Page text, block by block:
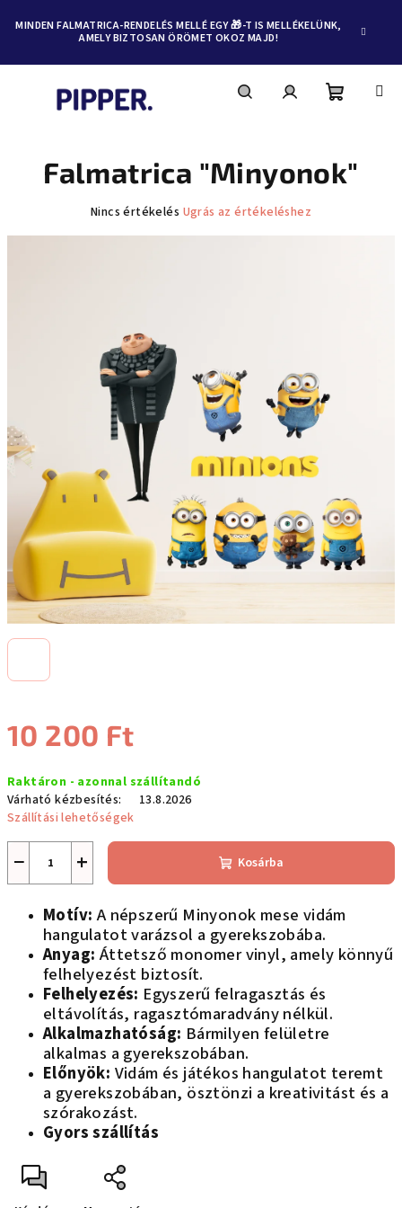
tartalomhoz
MINDEN FALMATRICA-RENDELÉS MELLÉ EGY 🎁-T IS MELLÉKELÜNK,
AMELY BIZTOSAN ÖRÖMET OKOZ MAJD!
10 200 Ft
Raktáron - azonnal szállítandó
Várható kézbesítés:
13.8.2026
Szállítási lehetőségek
+
− Kosárba
Motív:A népszerű Minyonok mese vidám
hangulatot varázsol a gyerekszobába.
Anyag:Áttetsző monomer vinyl, amely könnyű
felhelyezést biztosít.
Felhelyezés: Egyszerű felragasztás és
eltávolítás, ragasztómaradvány nélkül.
Alkalmazhatóság: Bármilyen felületre
alkalmas a gyerekszobában.
Előnyök: Vidám és játékos hangulatot teremt
a gyerekszobában, ösztönzi a kreativitást és a
szórakozást.
Gyors szállítás
Falmatrica "Minyonok"
A
csillag.
Nincs értékelés Ugrás az értékeléshez